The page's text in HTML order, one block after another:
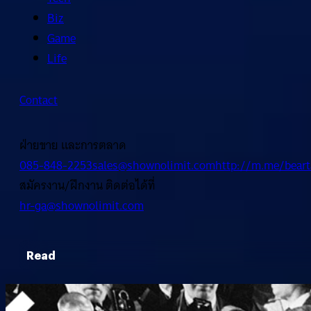
Biz
Game
Life
Contact
ฝ่ายขาย และการตลาด
085-848-2253sales@shownolimit.comhttp://m.me/
สมัครงาน/ฝึกงาน ติดต่อได้ที่
hr-ga@shownolimit.com
Read